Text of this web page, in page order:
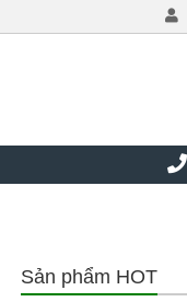
Sản phẩm HOT